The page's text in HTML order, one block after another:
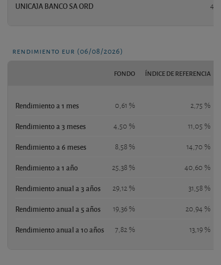
UNICAJA BANCO SA ORD
rendimiento eur (06/08/2026)
FONDO ÍNDICE DE REFERENCIA
Rendimiento a 1 mes 0,61 % 2,75 %
Rendimiento a 3 meses 4,50 % 11,05 %
Rendimiento a 6 meses 8,58 % 14,70 %
Rendimiento a 1 año 25,38 % 40,60 %
Rendimiento anual a 3 años 29,12 % 31,58 %
Rendimiento anual a 5 años 19,36 % 20,94 %
Rendimiento anual a 10 años 7,82 % 13,19 %